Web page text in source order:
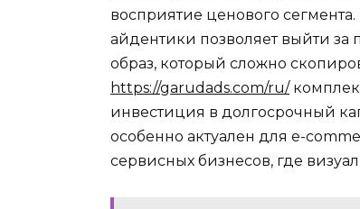
восприятие ценового
айдентики позволяет выйти
образ, который сложно
https://garudads.com/ru/
инвестиция в долгосрочный
особенно актуален для e-
сервисных бизнесов, где